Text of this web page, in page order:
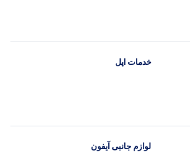
خدمات اپل
لوازم جانبی آیفون